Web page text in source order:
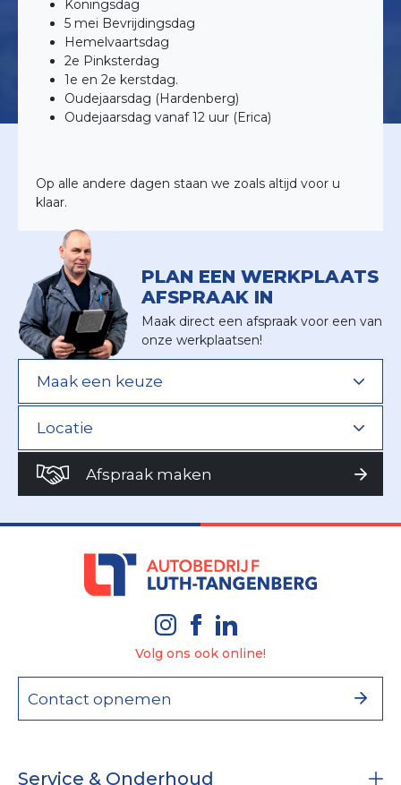
Koningsdag
5 mei Bevrijdingsdag
Hemelvaartsdag
2e Pinksterdag
1e en 2e kerstdag.
Oudejaarsdag (Hardenberg)
Oudejaarsdag vanaf 12 uur (Erica)
Op alle andere dagen staan we zoals altijd voor u
klaar.
PLAN EEN WERKPLAATS
AFSPRAAK IN
Maak direct een afspraak voor een van
onze werkplaatsen!
Afspraak maken
Volg ons ook online!
Contact opnemen
Service & Onderhoud